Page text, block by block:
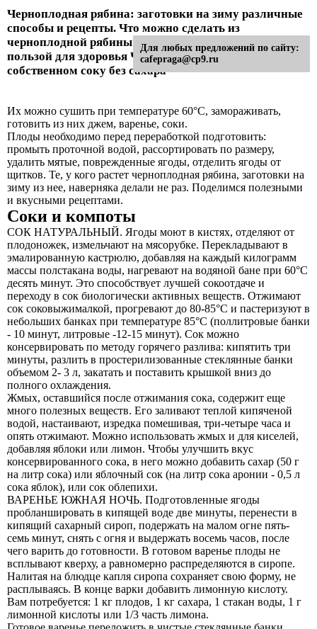
Черноплодная рябина: заготовки на зиму различные
способы и рецепты. Что можно сделать из
черноплодной рябины на зиму: вкусные закатки с
пользой для здоровья Черноплодная рябина в
собственном соку без сахара
Их можно сушить при температуре 60°С, замораживать,
готовить из них джем, варенье, соки.
Плоды необходимо перед переработкой подготовить:
промыть проточной водой, рассортировать по размеру,
удалить мятые, поврежденные ягоды, отделить ягоды от
щитков. Те, у кого растет черноплодная рябина, заготовки на
зиму из нее, наверняка делали не раз. Поделимся полезными
и вкусными рецептами.
Соки и компоты
СОК НАТУРАЛЬНЫЙ. Ягоды моют в кистях, отделяют от
плодоножек, измельчают на мясорубке. Перекладывают в
эмалированную кастрюлю, добавляя на каждый килограмм
массы полстакана воды, нагревают на водяной бане при 60°С
десять минут. Это способствует лучшей сокоотдаче и
переходу в сок биологически активных веществ. Отжимают
сок соковыжималкой, прогревают до 80-85°С и пастеризуют в
небольших банках при температуре 85°С (поллитровые банки
- 10 минут, литровые -12-15 минут). Сок можно
консервировать по методу горячего разлива: кипятить три
минуты, разлить в простерилизованные стеклянные банки
объемом 2- 3 л, закатать и поставить крышкой вниз до
полного охлаждения.
Жмых, оставшийся после отжимания сока, содержит еще
много полезных веществ. Его заливают теплой кипяченой
водой, настаивают, изредка помешивая, три-четыре часа и
опять отжимают. Можно использовать жмых и для киселей,
добавляя яблоки или лимон. Чтобы улучшить вкус
консервированного сока, в него можно добавить сахар (50 г
на литр сока) или яблочный сок (на литр сока аронии - 0,5 л
сока яблок), или сок облепихи.
ВАРЕНЬЕ ЮЖНАЯ НОЧЬ. Подготовленные ягоды
пробланшировать в кипящей воде две минуты, перенести в
кипящий сахарный сироп, подержать на малом огне пять-
семь минут, снять с огня и выдержать восемь часов, после
чего варить до готовности. В готовом варенье плоды не
всплывают кверху, а равномерно распределяются в сиропе.
Налитая на блюдце капля сиропа сохраняет свою форму, не
расплываясь. В конце варки добавить лимонную кислоту.
Вам потребуется: 1 кг плодов, 1 кг сахара, 1 стакан воды, 1 г
лимонной кислоты или 1/3 часть лимона.
Для любых предложений по сайту:
cafepraga@cp9.ru